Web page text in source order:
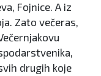
Fojnice. A iz
Zato večeras,
drugih koje